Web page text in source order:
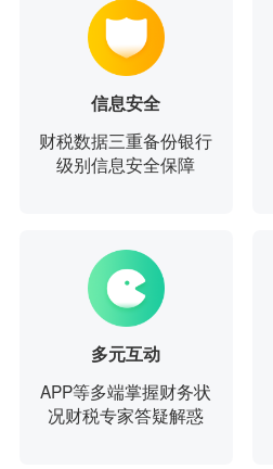
信息安全
财税数据三重备份银行
级别信息安全保障
多元互动
APP等多端掌握财务状
况财税专家答疑解惑